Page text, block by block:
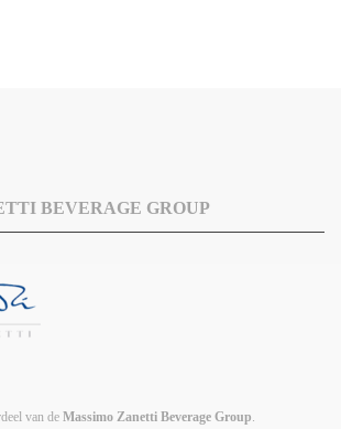
BEVERAGE GROUP
van de Massimo Zanetti Beverage Group.